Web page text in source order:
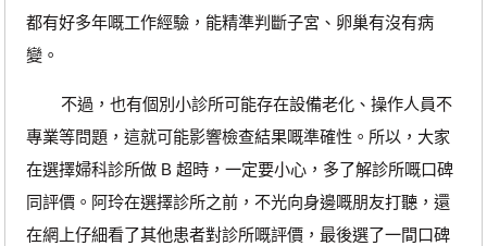
都有好多年嘅工作經驗，能精準判斷子宮、卵巢有沒有病
變。
不過，也有個別小診所可能存在設備老化、操作人員不
專業等問題，這就可能影響檢查結果嘅準確性。所以，大家
在選擇婦科診所做 B 超時，一定要小心，多了解診所嘅口碑
同評價。阿玲在選擇診所之前，不光向身邊嘅朋友打聽，還
在網上仔細看了其他患者對診所嘅評價，最後選了一間口碑